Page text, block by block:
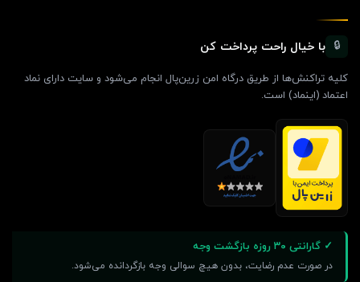
🔒 با خیال راحت پرداخت کن
کلیه تراکنش‌ها از طریق درگاه امن زرین‌پال انجام می‌شود و سایت دارای نماد
اعتماد (اینماد) است.
✓ گارانتی ۳۰ روزه بازگشت وجه
در صورت عدم رضایت، بدون هیچ سوالی وجه بازگردانده می‌شود.